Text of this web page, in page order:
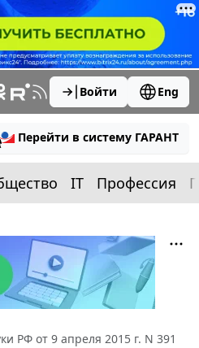
Войти Eng
Перейти в систему ГАРАНТ
IT Профессия
РФ от 9 апреля 2015 г. N 391